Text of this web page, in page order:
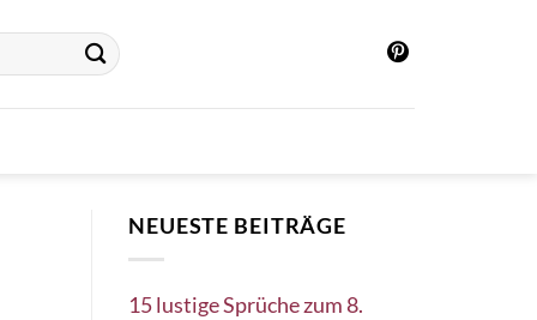
NEUESTE BEITRÄGE
15 lustige Sprüche zum 8.